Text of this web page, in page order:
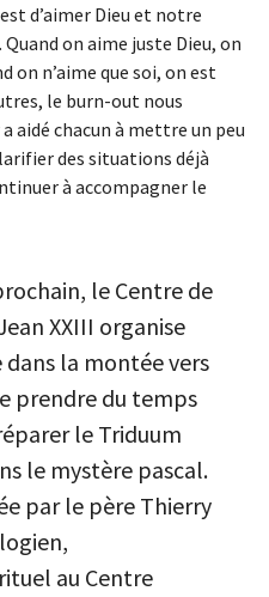
d’aimer Dieu et notre
on aime juste Dieu, on
on n’aime que soi, on est
le burn-out nous
aidé chacun à mettre un peu
des situations déjà
à accompagner le
le Centre de
XXIII organise
la montée vers
prendre du temps
le Triduum
le mystère pascal.
par le père Thierry
au Centre